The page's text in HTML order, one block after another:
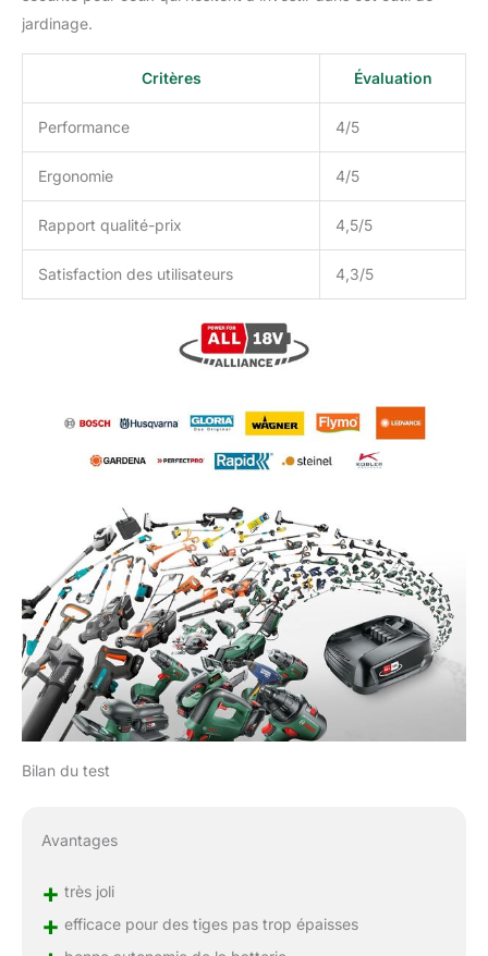
jardinage.
Critères Évaluation
Performance 4/5
Ergonomie 4/5
Rapport qualité-prix 4,5/5
Satisfaction des utilisateurs 4,3/5
Bilan du test
Avantages
+ très joli
+ efficace pour des tiges pas trop épaisses